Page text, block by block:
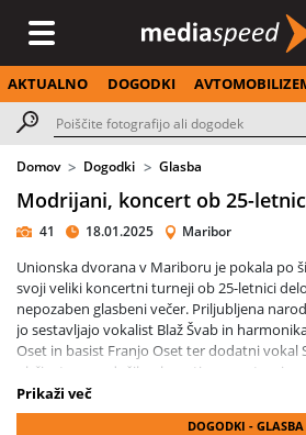
AKTUALNO DOGODKI
Domov Dogodki Glasba
Modrijani, koncert ob 25-
41 18.01.2025 Maribor
Unionska dvorana v Mariboru je pokala po
svoji veliki koncertni turneji ob 25-letnici
nepozaben glasbeni večer. Priljubljena
jo sestavljajo vokalist Blaž Švab in
Oset in basist Franjo Oset ter dodatni vokal
občinstvo navdušila z bogatim repertoarjem
obogatenim z inovativnimi aranžmaji v
godalnim kvartetom.
Prikaži več
DOGODKI - GLASBA